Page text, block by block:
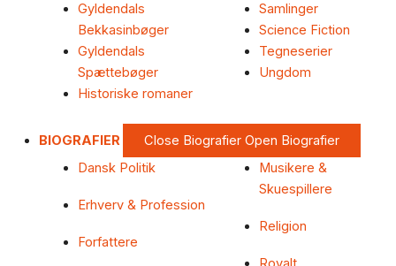
Gyldendals
Bekkasinbøger
Gyldendals
Spættebøger
Historiske romaner
Samlinger
Science Fiction
Tegneserier
Ungdom
BIOGRAFIER Close Biografier Open Biografier
Dansk Politik
Erhverv & Profession
Forfattere
Musikere &
Skuespillere
Religion